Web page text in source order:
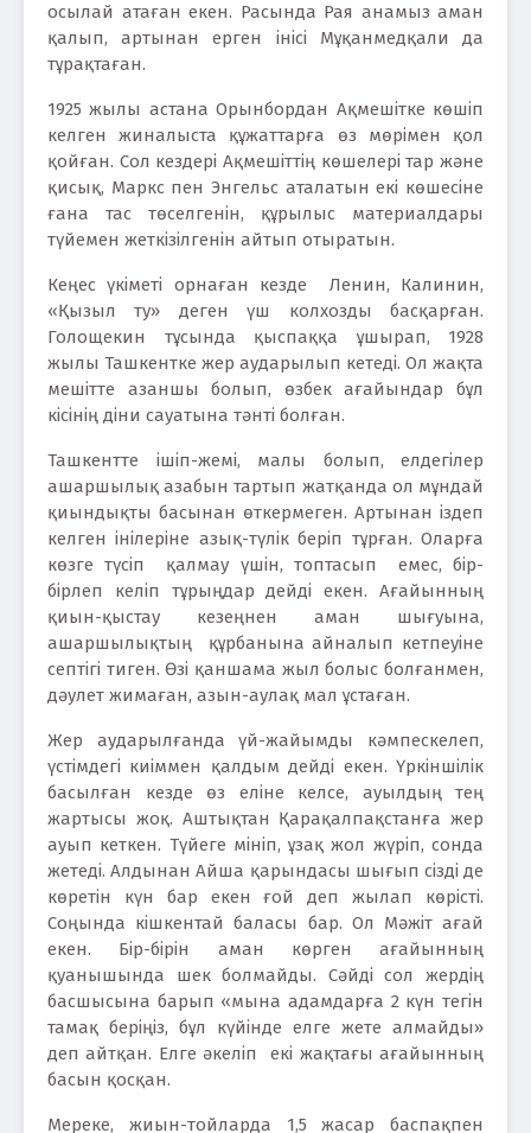
осылай атаған екен. Расында Рая анамыз аман
қалып, артынан ерген інісі Мұқанмедқали да
тұрақтаған.
1925 жылы астана Орынбордан Ақмешітке көшіп
келген жиналыста құжаттарға өз мөрімен қол
қойған. Сол кездері Ақмешіттің көшелері тар және
қисық, Маркс пен Энгельс аталатын екі көшесіне
ғана тас төселгенін, құрылыс материалдары
түйемен жеткізілгенін айтып отыратын.
Кеңес үкіметі орнаған кезде Ленин, Калинин,
«Қызыл ту» деген үш колхозды басқарған.
Голощекин тұсында қыспаққа ұшырап, 1928
жылы Ташкентке жер аударылып кетеді. Ол жақта
мешітте азаншы болып, өзбек ағайындар бұл
кісінің діни сауатына тәнті болған.
Ташкентте ішіп-жемі, малы болып, елдегілер
ашаршылық азабын тартып жатқанда ол мұндай
қиындықты басынан өткермеген. Артынан іздеп
келген інілеріне азық-түлік беріп тұрған. Оларға
көзге түсіп қалмау үшін, топтасып емес, бір-
бірлеп келіп тұрыңдар дейді екен. Ағайынның
қиын-қыстау кезеңнен аман шығуына,
ашаршылықтың құрбанына айналып кетпеуіне
септігі тиген. Өзі қаншама жыл болыс болғанмен,
дәулет жимаған, азын-аулақ мал ұстаған.
Жер аударылғанда үй-жайымды кәмпескелеп,
үстімдегі киіммен қалдым дейді екен. Үркіншілік
басылған кезде өз еліне келсе, ауылдың тең
жартысы жоқ. Аштықтан Қарақалпақстанға жер
ауып кеткен. Түйеге мініп, ұзақ жол жүріп, сонда
жетеді. Алдынан Айша қарындасы шығып сізді де
көретін күн бар екен ғой деп жылап көрісті.
Соңында кішкентай баласы бар. Ол Мәжіт ағай
екен. Бір-бірін аман көрген ағайынның
қуанышында шек болмайды. Сәйді сол жердің
басшысына барып «мына адамдарға 2 күн тегін
тамақ беріңіз, бұл күйінде елге жете алмайды»
деп айтқан. Елге әкеліп екі жақтағы ағайынның
басын қосқан.
Мереке, жиын-тойларда 1,5 жасар баспақпен